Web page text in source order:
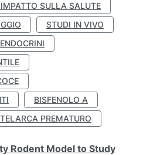
SULLA SALUTE
STUDI IN VIVO
BISFENOLO A
TELARCA PREMATURO
Rodent Model to Study